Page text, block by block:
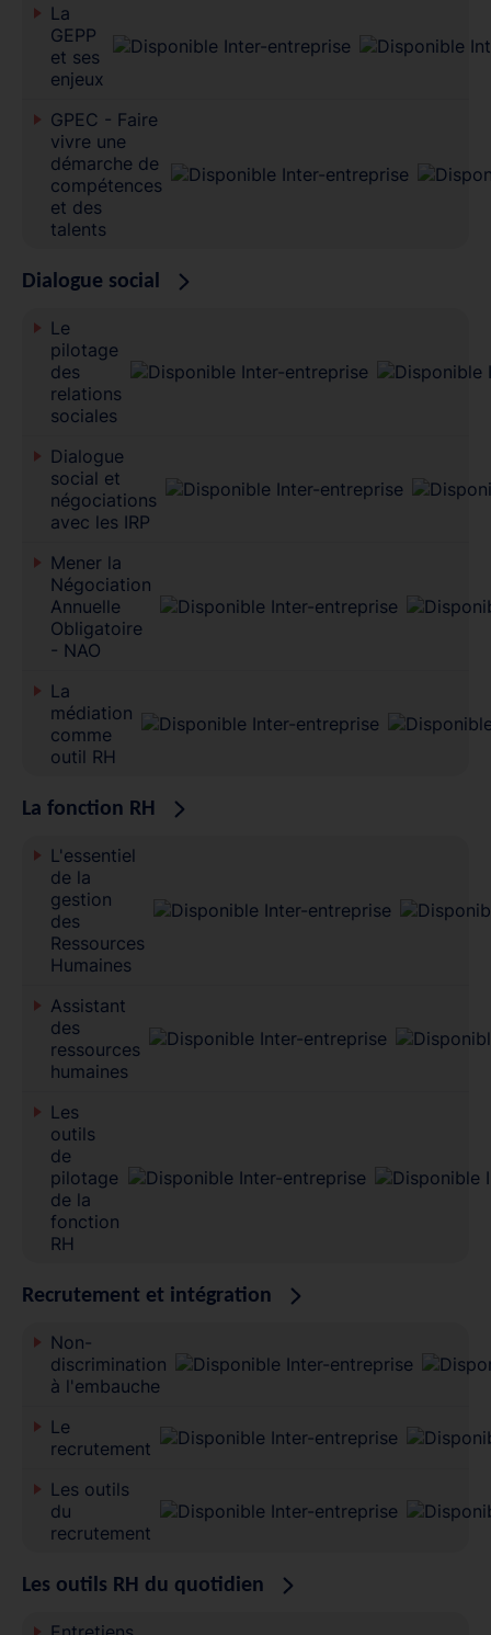
La
GEPP
et ses
enjeux
GPEC - Faire
vivre une
démarche de
compétences
et des
talents
Dialogue social
Le
pilotage
des
relations
sociales
Dialogue
social et
négociations
avec les IRP
Mener la
Négociation
Annuelle
Obligatoire
- NAO
La
médiation
comme
outil RH
La fonction RH
L'essentiel
de la
gestion
des
Ressources
Humaines
Assistant
des
ressources
humaines
Les
outils
de
pilotage
de la
fonction
RH
Recrutement et intégration
Non-
discrimination
à l'embauche
Le
recrutement
Les outils
du
recrutement
Les outils RH du quotidien